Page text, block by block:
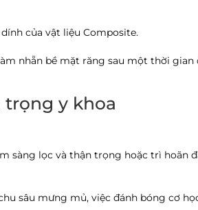
của vật liệu Composite.
nhẵn bề mặt răng sau một thời gian
y khoa
sàng lọc và thận trọng hoặc trì hoãn
sâu mưng mủ, việc đánh bóng cơ